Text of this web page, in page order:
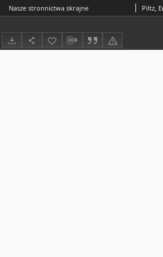
Nasze stronnictwa skrajne